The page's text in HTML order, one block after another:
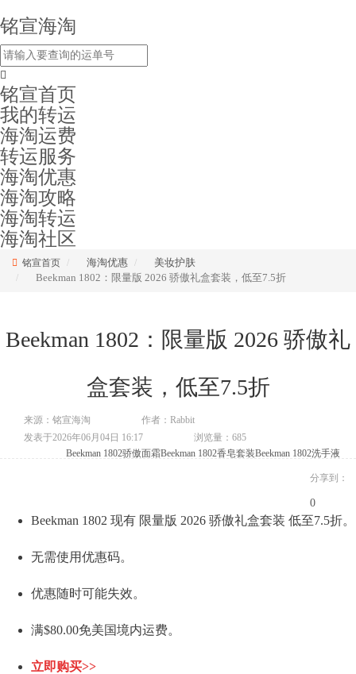
铭宣海淘
铭宣首页
我的转运
海淘运费
转运服务
海淘优惠
海淘攻略
海淘转运
海淘社区
铭宣首页 海淘优惠
美妆护肤
Beekman 1802：限量版 2026 骄傲礼盒套装，低至7.5折
Beekman 1802：限量版 2026 骄傲礼
盒套装，低至7.5折
来源：铭宣海淘
作者：Rabbit
发表于2026年06月04日 16:17
浏览量：685
Beekman 1802骄傲面霜Beekman 1802香皂套装Beekman 1802洗手液
分享到：
0
Beekman 1802 现有 限量版 2026 骄傲礼盒套装 低至7.5折。
无需使用优惠码。
优惠随时可能失效。
满$80.00免美国境内运费。
立即购买>>